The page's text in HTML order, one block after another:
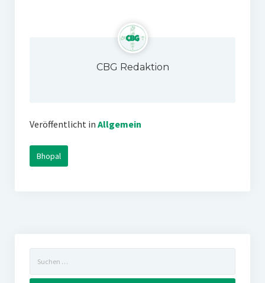
CBG Redaktion
Veröffentlicht in Allgemein
Bhopal
nach: